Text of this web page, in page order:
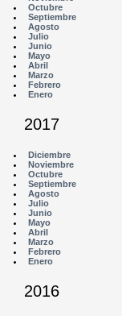
Octubre
Septiembre
Agosto
Julio
Junio
Mayo
Abril
Marzo
Febrero
Enero
2017
Diciembre
Noviembre
Octubre
Septiembre
Agosto
Julio
Junio
Mayo
Abril
Marzo
Febrero
Enero
2016